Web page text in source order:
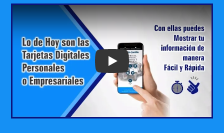
Play: Keynote (Google I/O '18)